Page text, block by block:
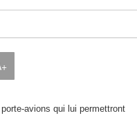
avions qui lui permettront